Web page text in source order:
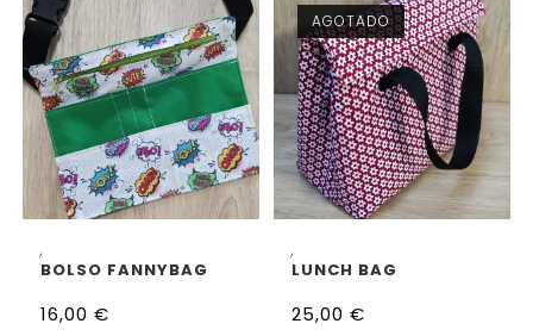
,
BOLSO FANNYBAG
16,00 €
AGOTADO
,
LUNCH BAG
25,00€